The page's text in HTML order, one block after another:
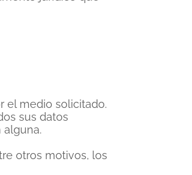
el medio solicitado.
sus datos
alguna.
otros motivos, los